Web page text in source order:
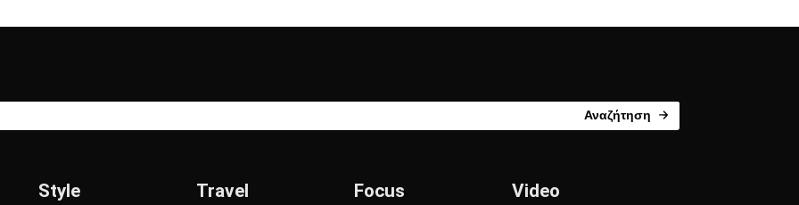
Αναζήτηση
Style Travel Focus Video